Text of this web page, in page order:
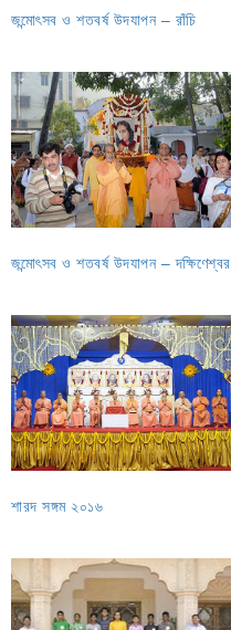
জন্মোৎসব ও শতবর্ষ উদযাপন – রাঁচি
জন্মোৎসব ও শতবর্ষ উদযাপন – দক্ষিণেশ্বর
শারদ সঙ্গম ২০১৬